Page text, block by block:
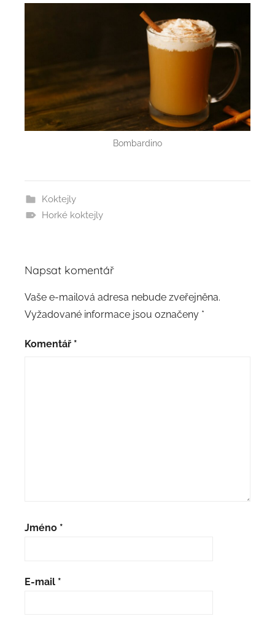
Bombardino
Koktejly
Horké koktejly
Napsat komentář
Vaše e-mailová adresa nebude zveřejněna.
Vyžadované informace jsou označeny *
Komentář *
Jméno *
E-mail *